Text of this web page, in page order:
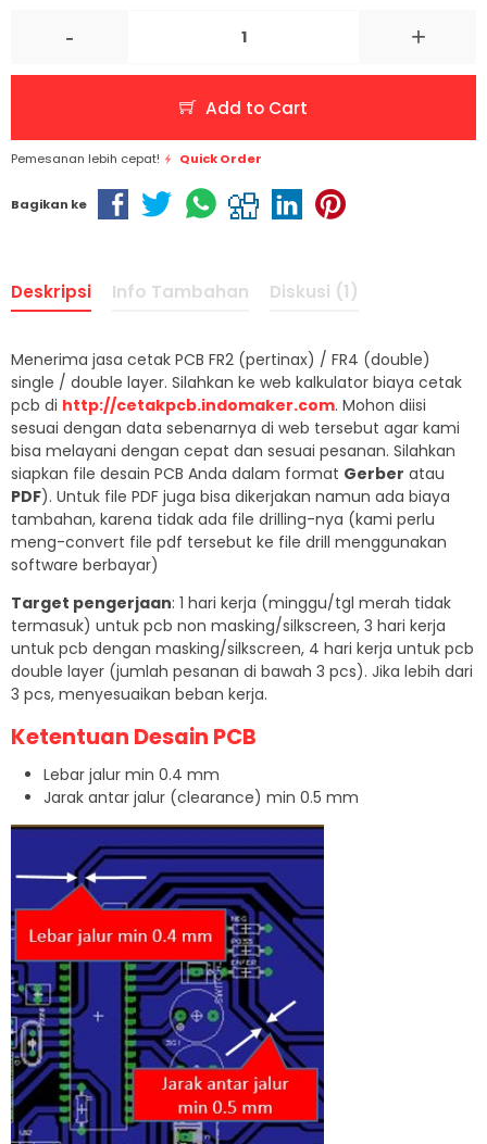
- +
Add to Cart
Pemesanan lebih cepat! Quick Order
Bagikan ke
Deskripsi Info Tambahan Diskusi (1)
Menerima jasa cetak PCB FR2 (pertinax) / FR4 (double)
single / double layer. Silahkan ke web kalkulator biaya cetak
pcb di http://cetakpcb.indomaker.com. Mohon diisi
sesuai dengan data sebenarnya di web tersebut agar kami
bisa melayani dengan cepat dan sesuai pesanan. Silahkan
siapkan file desain PCB Anda dalam format Gerber atau
PDF). Untuk file PDF juga bisa dikerjakan namun ada biaya
tambahan, karena tidak ada file drilling-nya (kami perlu
meng-convert file pdf tersebut ke file drill menggunakan
software berbayar)
Target pengerjaan: 1 hari kerja (minggu/tgl merah tidak
termasuk) untuk pcb non masking/silkscreen, 3 hari kerja
untuk pcb dengan masking/silkscreen, 4 hari kerja untuk pcb
double layer (jumlah pesanan di bawah 3 pcs). Jika lebih dari
3 pcs, menyesuaikan beban kerja.
Ketentuan Desain PCB
Lebar jalur min 0.4 mm
Jarak antar jalur (clearance) min 0.5 mm